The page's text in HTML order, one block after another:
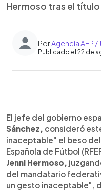
Hermoso tras el título
PorAgencia AFP /
Publicado el 22 de
► Escuchar
El jefe del gobierno
Sánchez, consideró
inaceptable" el beso
Española de Fútbol
Jenni Hermoso,
del mandatario
un gesto inaceptable",